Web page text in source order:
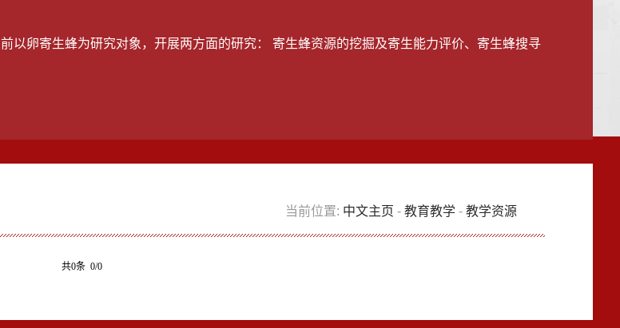
以卵寄生蜂为研究对象，开展两方面的研究： 寄生蜂资源的挖掘及寄生能力评价、寄生蜂搜寻
当前位置: 中文主页 -教育教学 -教学资源
共0条 0/0